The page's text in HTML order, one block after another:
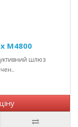
M4800
шлюз